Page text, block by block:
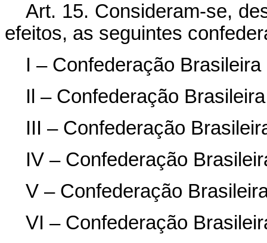
Art. 15. Consideram-se,
efeitos, as seguintes
I – Confederação
Il – Confederação
III – Confederação
IV – Confederação
V – Confederação
VI – Confederação